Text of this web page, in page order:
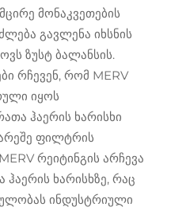
მონაკვეთების
გავლენა იხსნის
ზუსტ ბალანსის.
რჩევენ, რომ MERV
იყოს
ჰაერის ხარისხი
ფილტრის
რეიტინგის არჩევა
ხარისხზე, რაც
ინდუსტრიული